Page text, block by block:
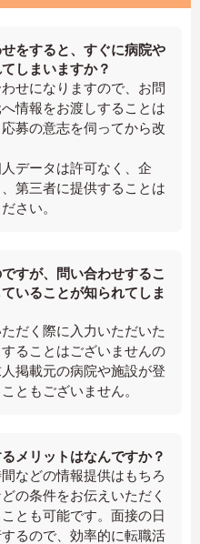
をすると、すぐに病院や
しまいますか？
せになりますので、お問
情報をお渡しすることは
募の意志を伺ってから改
データは許可なく、企
第三者に提供することは
さい。
すが、問い合わせするこ
いることが知られてしま
だく際に入力いただいた
ることはございませんの
掲載元の病院や施設が登
ともございません。
メリットはなんですか？
などの情報提供はもちろ
の条件をお伝えいただく
とも可能です。面接の日
るので、効率的に転職活